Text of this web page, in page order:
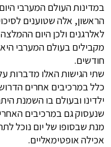
במדינות העולם המערבי
הראשון, אלה שטוענים
לאלרגנים ולכן היום
חודשים.
שתי הגישות האלו מדברות
כלל במרכיבים אחרים
ילדינו ובעולם בו השמנת
שנעסוק גם במרכיבים
מנת שבסופו של יום נוכל
אכילה אופטימאליים.